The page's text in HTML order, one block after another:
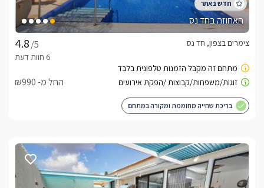
האחוזה בחד נס
/5
צימרים בצפון, חד נס
החל מ- ₪990
בריכת שחייה מחוממת ומקורה במתחם